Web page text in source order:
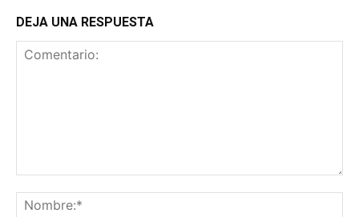
DEJA UNA RESPUESTA